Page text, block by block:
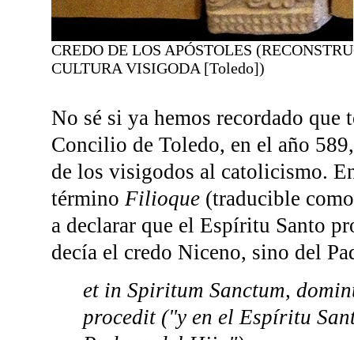
CREDO DE LOS APÓSTOLES
CULTURA VISIGODA [Toledo])
No sé si ya hemos recordado que
Concilio de Toledo, en el año
de los visigodos al catolicismo.
término Filioque (traducible
a declarar que el Espíritu Santo
decía el credo Niceno, sino del
et in Spiritum Sanctum,
procedit ("y en el Espíritu